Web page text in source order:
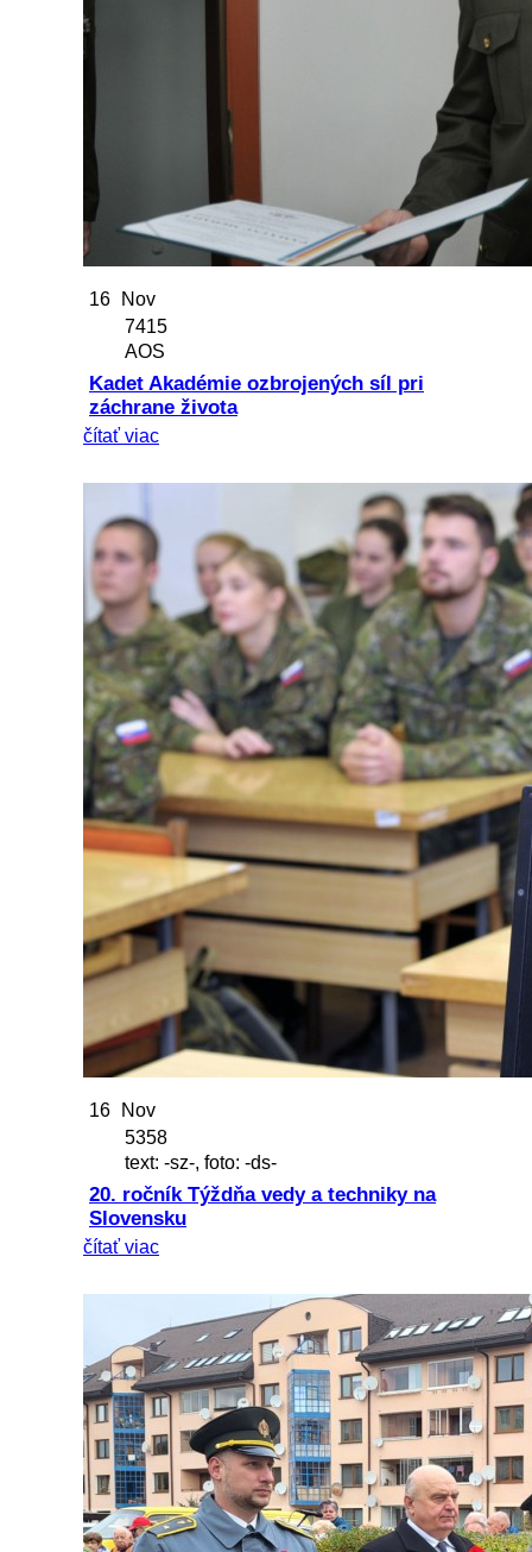
16
Nov
7415
AOS
Kadet Akadémie ozbrojených síl pri
záchrane života
čítať viac
16
Nov
5358
text: -sz-, foto: -ds-
20. ročník Týždňa vedy a techniky na
Slovensku
čítať viac